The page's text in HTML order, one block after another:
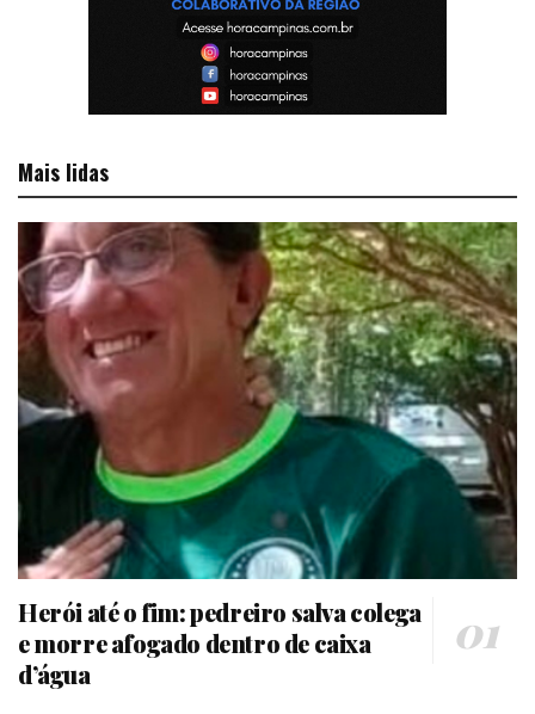
Mais lidas
Herói até o fim: pedreiro salva colega
e morre afogado dentro de caixa
d’água